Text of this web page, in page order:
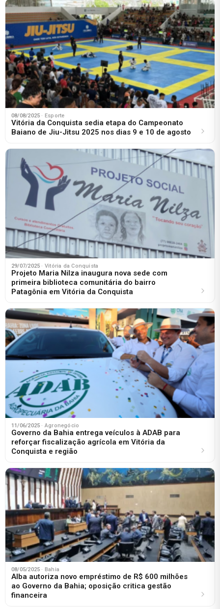
08/08/2025 · Esporte
Vitória da Conquista sedia etapa do Campeonato
Baiano de Jiu-Jitsu 2025 nos dias 9 e 10 de agosto
29/07/2025 · Vitória da Conquista
Projeto Maria Nilza inaugura nova sede com
primeira biblioteca comunitária do bairro
Patagônia em Vitória da Conquista
11/06/2025 · Agronegócio
Governo da Bahia entrega veículos à ADAB para
reforçar fiscalização agrícola em Vitória da
Conquista e região
08/05/2025 · Bahia
Alba autoriza novo empréstimo de R$ 600 milhões
ao Governo da Bahia; oposição critica gestão
financeira